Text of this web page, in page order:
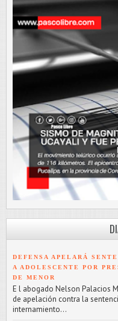
DEFENSA APELARÁ
A ADOLESCENTE POR
DE MENOR
E l abogado Nelson Palacios
de apelación contra la
internamiento...